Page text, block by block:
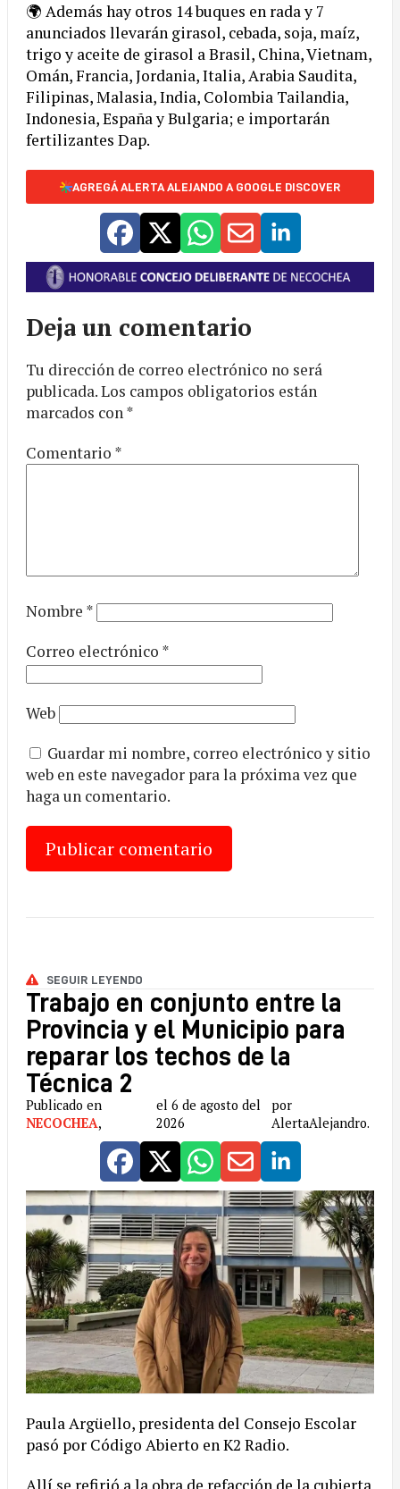
🌍 Además hay otros 14 buques en rada y 7
anunciados llevarán girasol, cebada, soja, maíz,
trigo y aceite de girasol a Brasil, China, Vietnam,
Omán, Francia, Jordania, Italia, Arabia Saudita,
Filipinas, Malasia, India, Colombia Tailandia,
Indonesia, España y Bulgaria; e importarán
fertilizantes Dap.
AGREGÁ ALERTA ALEJANDO A GOOGLE DISCOVER
Deja un comentario
Tu dirección de correo electrónico no será
publicada.Los campos obligatorios están
marcados con*
Comentario *
Nombre *
Correo electrónico *
Web
Guardar mi nombre, correo electrónico y sitio
web en este navegador para la próxima vez que
haga un comentario.
SEGUIR LEYENDO
Trabajo en conjunto entre la
Provincia y el Municipio para
reparar los techos de la
Técnica 2
Publicado en
NECOCHEA,
el 6 de agosto del
2026
por
AlertaAlejandro.
Paula Argüello, presidenta del Consejo Escolar
pasó por Código Abierto en K2 Radio.
Allí se refirió a la obra de refacción de la cubierta